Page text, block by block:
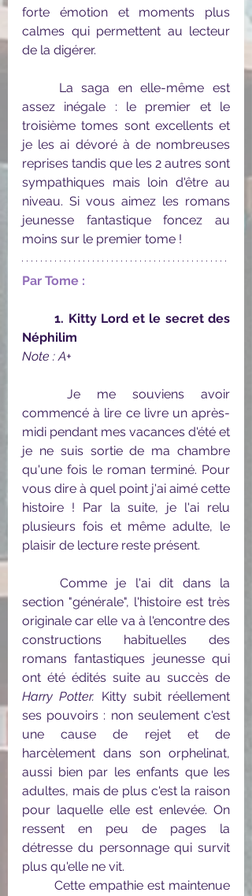
forte émotion et moments plus
calmes qui permettent au lecteur
de la digérer.
assez inégale : le premier et le
troisième tomes sont excellents et
je les ai dévoré à de nombreuses
reprises tandis que les 2 autres sont
sympathiques mais loin d'être au
niveau. Si vous aimez les romans
jeunesse fantastique foncez au
moins sur le premier tome !
Par Tome :
1. Kitty Lord et le secret des
Néphilim
Note : A+
commencé à lire ce livre un après-
midi pendant mes vacances d'été et
je ne suis sortie de ma chambre
qu'une fois le roman terminé. Pour
vous dire à quel point j'ai aimé cette
histoire ! Par la suite, je l'ai relu
plusieurs fois et même adulte, le
plaisir de lecture reste présent.
section "générale", l'histoire est très
originale car elle va à l'encontre des
constructions habituelles des
romans fantastiques jeunesse qui
Harry Potter. Kitty subit réellement
ses pouvoirs : non seulement c'est
une cause de rejet et de
harcèlement dans son orphelinat,
aussi bien par les enfants que les
adultes, mais de plus c'est la raison
pour laquelle elle est enlevée. On
ressent en peu de pages la
détresse du personnage qui survit
plus qu'elle ne vit.